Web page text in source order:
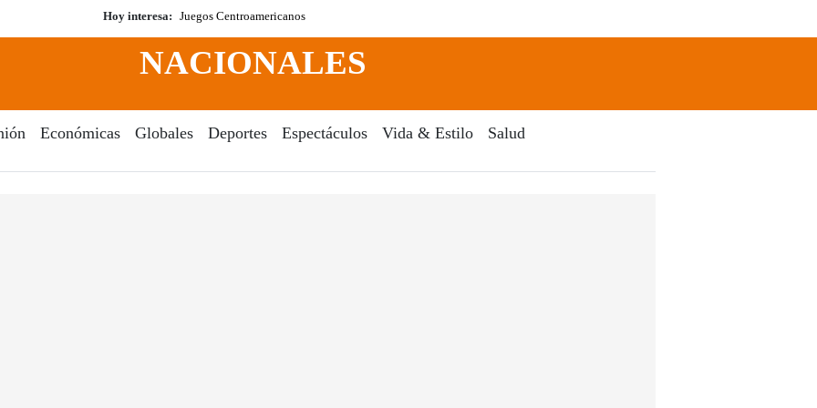
Hoy interesa: Juegos Centroamericanos
Search
NACIONALES
Económicas Globales Deportes Espectáculos Vida & Estilo Salud